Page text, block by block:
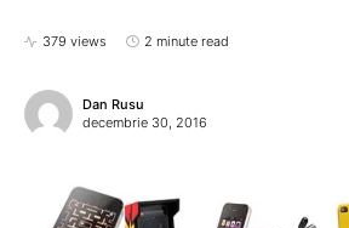
379 views 2 minute read
Dan Rusu
decembrie 30, 2016